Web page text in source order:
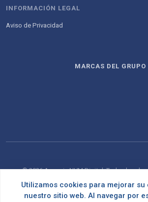
INFORMACIÓN LEGAL
Aviso de Privacidad
MARCAS DEL GRUPO
© 2026 Agencia NVM Digital. Todos los
Desarrollado con por
Utilizamos cookies para mejorar su
nuestro sitio web. Al navegar por